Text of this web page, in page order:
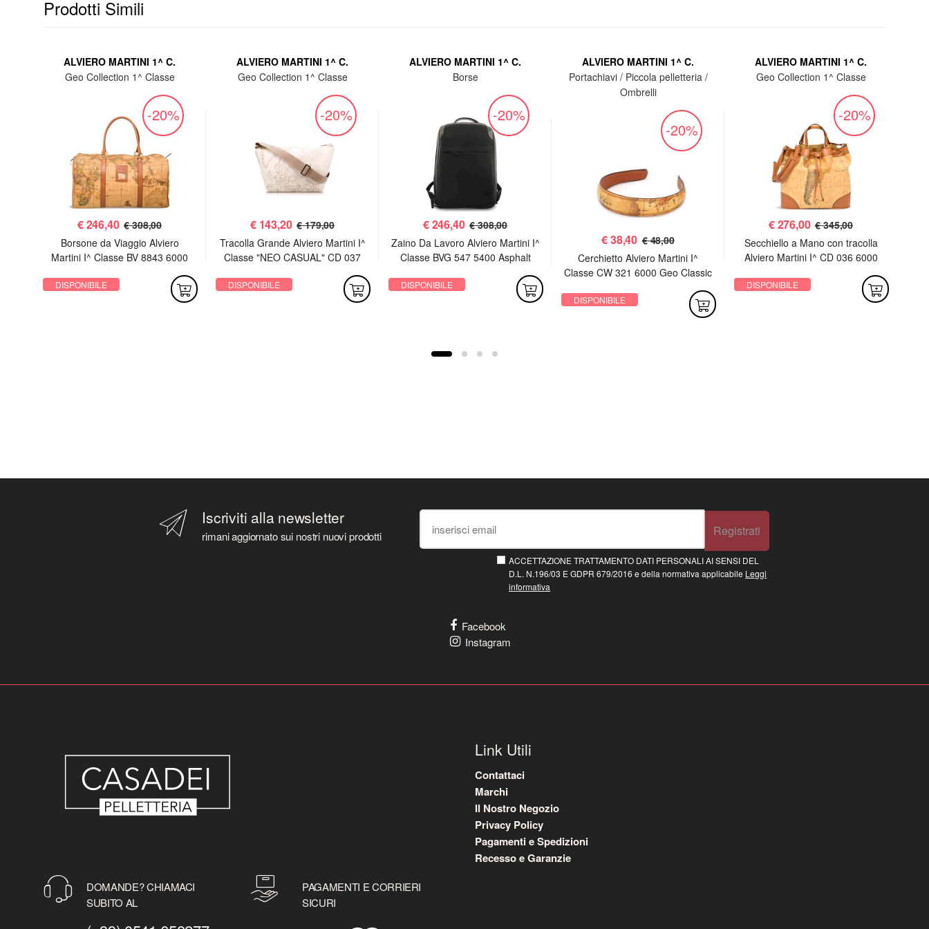
Prodotti Simili
ALVIERO MARTINI 1^ C.
Geo Collection 1^ Classe
-20%
€246,40 € 308,00
Borsone da Viaggio Alviero
Martini I^ Classe BV 8843 6000
DISPONIBILE
ALVIERO MARTINI 1^ C.
Geo Collection 1^ Classe
-20%
€ 143,20 € 179,00
Tracolla Grande Alviero Martini I^
Classe "NEO CASUAL" CD 037
DISPONIBILE
ALVIERO MARTINI 1^ C.
Borse
-20%
€246,40 € 308,00
Zaino Da Lavoro Alviero Martini I^
Classe BVG 547 5400 Asphalt
DISPONIBILE
ALVIERO MARTINI 1^ C.
Portachiavi / Piccola pelletteria /
Ombrelli
-20%
€38,40 € 48,00
Cerchietto Alviero Martini I^
Classe CW 321 6000 Geo Classic
DISPONIBILE
ALVIERO MARTINI 1^ C.
Geo Collection 1^ Classe
-20%
€276,00 € 345,00
Secchiello a Mano con tracolla
Alviero Martini I^ CD 036 6000
DISPONIBILE
Iscriviti alla newsletter
rimani aggiornato sui nostri nuovi prodotti Registrati
ACCETTAZIONE TRATTAMENTO DATI PERSONALI AI SENSI DEL
D.L. N.196/03 E GDPR 679/2016 e della normativa applicabile Leggi
informativa
Facebook
Instagram
DOMANDE? CHIAMACI
SUBITO AL
PAGAMENTI E CORRIERI
SICURI
Link Utili
Contattaci
Marchi
Il Nostro Negozio
Privacy Policy
Pagamenti e Spedizioni
Recesso e Garanzie